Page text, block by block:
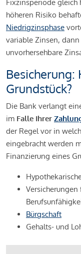
Fixzinsperiode gleich
höheren Risiko
Niedrigzinsphase
variable Zinsen,
unvorhersehbare
Besicherung:
Grundstück?
Die Bank verlangt
im Falle Ihrer
der Regel vor in
eingebracht werden
Finanzierung eines
Bürgschaft
Gehalts- und